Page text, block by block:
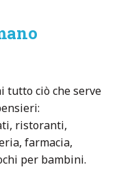
tutto ciò che serve
ristoranti,
farmacia,
per bambini.